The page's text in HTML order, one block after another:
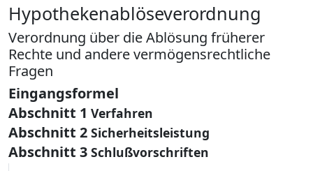
Hypothekenablöseverordnung
Verordnung über die Ablösung früherer
Rechte und andere vermögensrechtliche
Fragen
Eingangsformel
Abschnitt 1 Verfahren
Abschnitt 2 Sicherheitsleistung
Abschnitt 3 Schlußvorschriften